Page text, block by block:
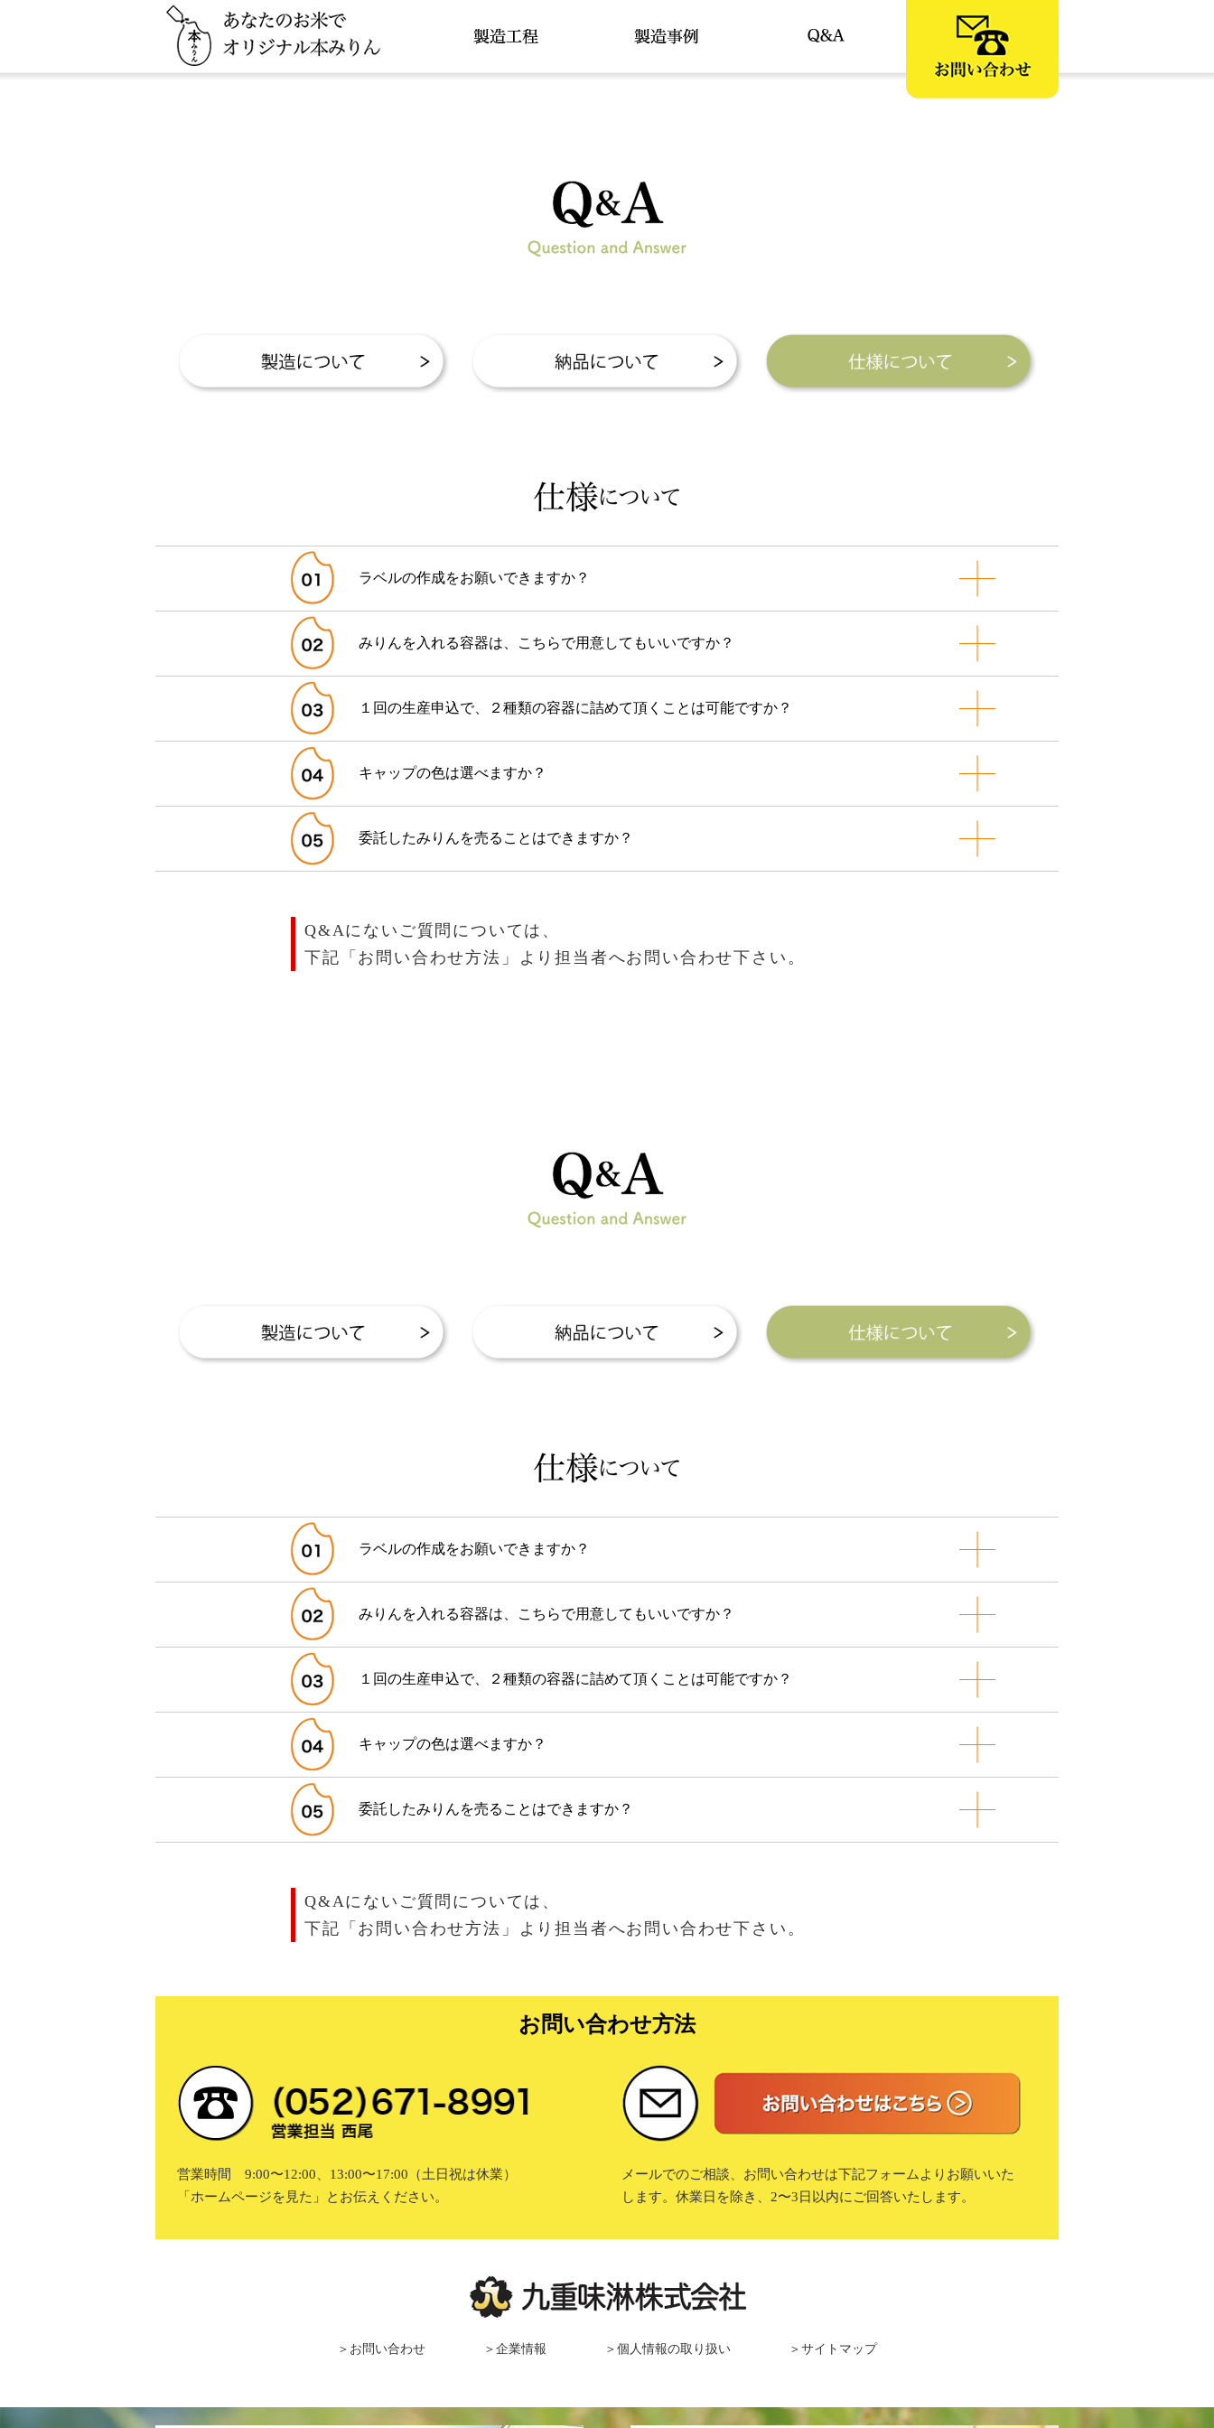
ラベルの作成をお願いできますか？
みりんを入れる容器は、こちらで用意してもいいですか？
１回の生産申込で、２種類の容器に詰めて頂くことは可能ですか？
キャップの色は選べますか？
委託したみりんを売ることはできますか？
Q&Aにないご質問については、
下記「お問い合わせ方法」より担当者へお問い合わせ下さい。
ラベルの作成をお願いできますか？
みりんを入れる容器は、こちらで用意してもいいですか？
１回の生産申込で、２種類の容器に詰めて頂くことは可能ですか？
キャップの色は選べますか？
委託したみりんを売ることはできますか？
Q&Aにないご質問については、
下記「お問い合わせ方法」より担当者へお問い合わせ下さい。
お問い合わせ方法
営業時間 9:00〜12:00、13:00〜17:00（土日祝は休業）
「ホームページを見た」とお伝えください。
メールでのご相談、お問い合わせは下記フォームよりお願いいた
します。休業日を除き、2〜3日以内にご回答いたします。
＞お問い合わせ ＞企業情報 ＞個人情報の取り扱い ＞サイトマップ